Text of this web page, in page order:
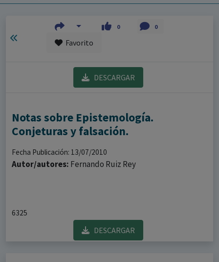
0 0
Favorito
DESCARGAR
Notas sobre Epistemología.
Conjeturas y falsación.
Fecha Publicación: 13/07/2010
Autor/autores: Fernando Ruiz Rey
6325
DESCARGAR